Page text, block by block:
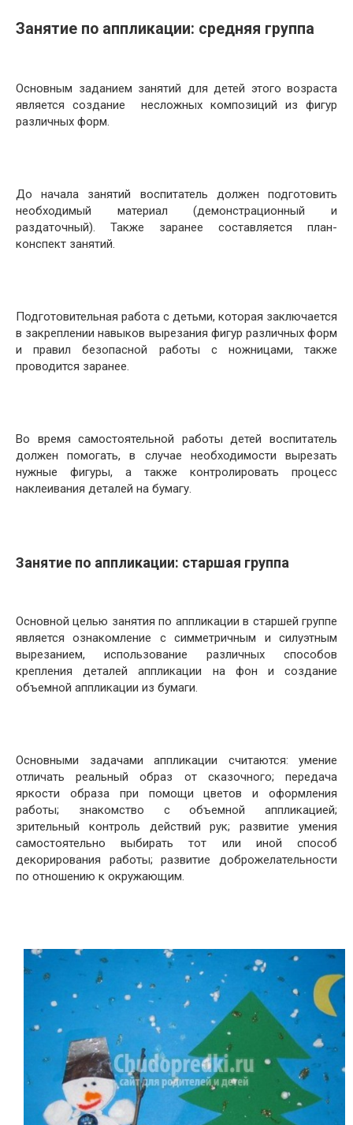
Занятие по аппликации: средняя группа
Основным заданием занятий для детей этого возраста
является создание несложных композиций из фигур
различных форм.
До начала занятий воспитатель должен подготовить
необходимый материал (демонстрационный и
раздаточный). Также заранее составляется план-
конспект занятий.
Подготовительная работа с детьми, которая заключается
в закреплении навыков вырезания фигур различных форм
и правил безопасной работы с ножницами, также
проводится заранее.
Во время самостоятельной работы детей воспитатель
должен помогать, в случае необходимости вырезать
нужные фигуры, а также контролировать процесс
наклеивания деталей на бумагу.
Занятие по аппликации: старшая группа
Основной целью занятия по аппликации в старшей группе
является ознакомление с симметричным и силуэтным
вырезанием, использование различных способов
крепления деталей аппликации на фон и создание
объемной аппликации из бумаги.
Основными задачами аппликации считаются: умение
отличать реальный образ от сказочного; передача
яркости образа при помощи цветов и оформления
работы; знакомство с объемной аппликацией;
зрительный контроль действий рук; развитие умения
самостоятельно выбирать тот или иной способ
декорирования работы; развитие доброжелательности
по отношению к окружающим.